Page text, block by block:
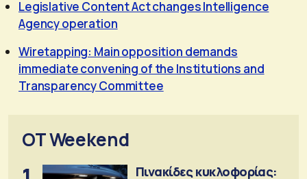
Legislative Content Act changes Intelligence
Agency operation
Wiretapping: Main opposition demands
immediate convening of the Institutions and
Transparency Committee
OT Weekend
Πινακίδες κυκλοφορίας: